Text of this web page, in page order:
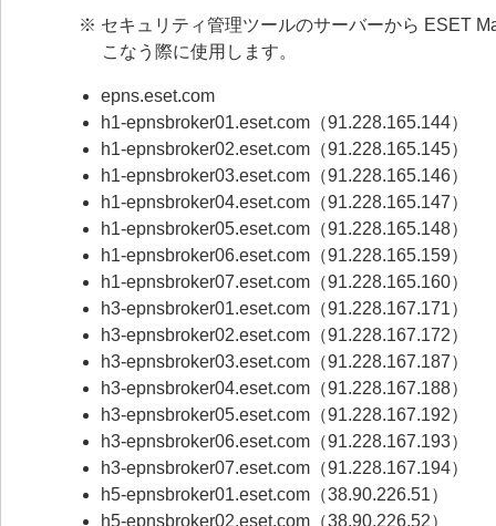
※ セキュリティ管理ツールのサーバーから ESET
こなう際に使用します。
epns.eset.com
h1-epnsbroker01.eset.com（91.228.165.144）
h1-epnsbroker02.eset.com（91.228.165.145）
h1-epnsbroker03.eset.com（91.228.165.146）
h1-epnsbroker04.eset.com（91.228.165.147）
h1-epnsbroker05.eset.com（91.228.165.148）
h1-epnsbroker06.eset.com（91.228.165.159）
h1-epnsbroker07.eset.com（91.228.165.160）
h3-epnsbroker01.eset.com（91.228.167.171）
h3-epnsbroker02.eset.com（91.228.167.172）
h3-epnsbroker03.eset.com（91.228.167.187）
h3-epnsbroker04.eset.com（91.228.167.188）
h3-epnsbroker05.eset.com（91.228.167.192）
h3-epnsbroker06.eset.com（91.228.167.193）
h3-epnsbroker07.eset.com（91.228.167.194）
h5-epnsbroker01.eset.com（38.90.226.51）
h5-epnsbroker02.eset.com（38.90.226.52）